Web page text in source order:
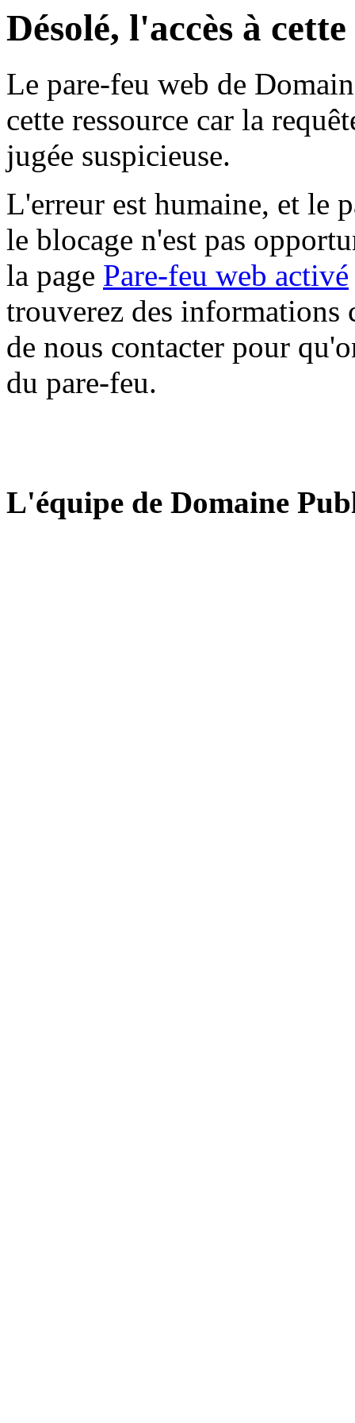
Désolé, l'accès à
Le pare-feu web de
cette ressource car la
jugée suspicieuse.
L'erreur est humaine, et le
le blocage n'est pas
la page Pare-feu web activé
trouverez des informations
de nous contacter pour
du pare-feu.
L'équipe de Domaine